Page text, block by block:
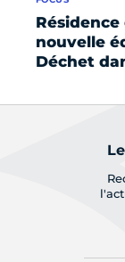
nouvelle
Déchet